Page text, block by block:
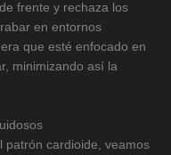
frente y rechaza los
en entornos
que esté enfocado en
minimizando así la
patrón cardioide, veamos